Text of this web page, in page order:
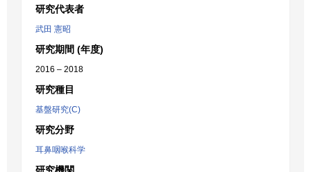
研究代表者
武田 憲昭
研究期間 (年度)
2016 – 2018
研究種目
基盤研究(C)
研究分野
耳鼻咽喉科学